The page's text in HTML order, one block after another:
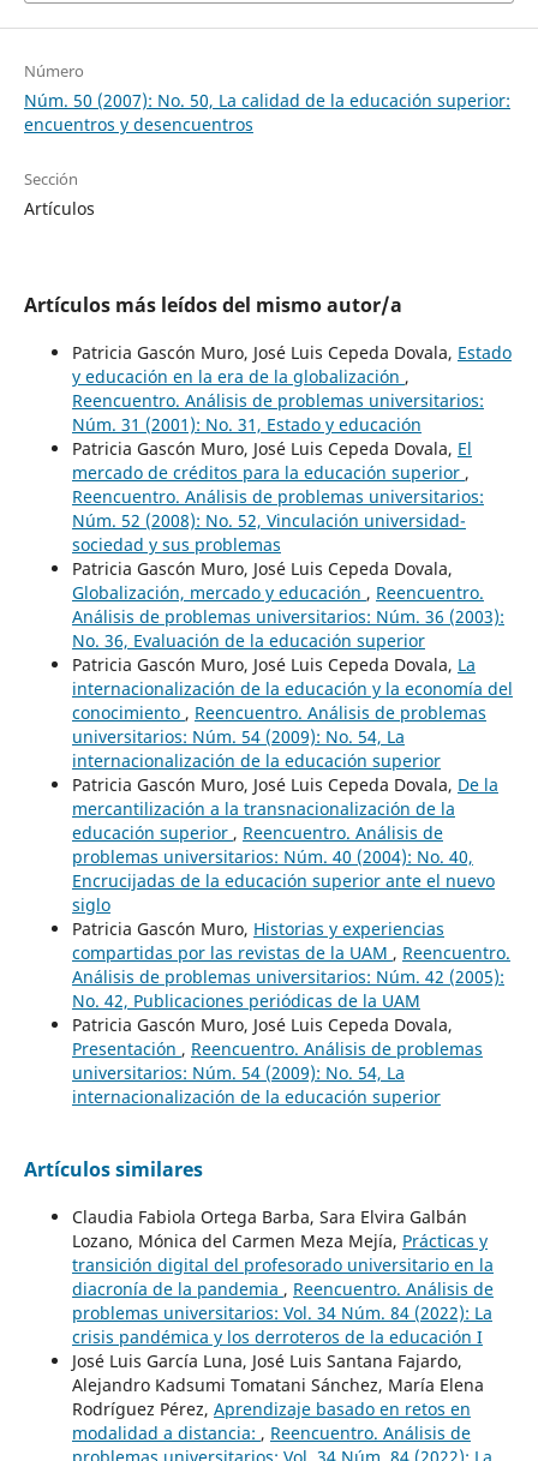
Número
Núm. 50 (2007): No. 50, La calidad de la educación superior:
encuentros y desencuentros
Sección
Artículos
Artículos más leídos del mismo autor/a
Patricia Gascón Muro, José Luis Cepeda Dovala, Estado
y educación en la era de la globalización ,
Reencuentro. Análisis de problemas universitarios:
Núm. 31 (2001): No. 31, Estado y educación
Patricia Gascón Muro, José Luis Cepeda Dovala, El
mercado de créditos para la educación superior ,
Reencuentro. Análisis de problemas universitarios:
Núm. 52 (2008): No. 52, Vinculación universidad-
sociedad y sus problemas
Patricia Gascón Muro, José Luis Cepeda Dovala,
Globalización, mercado y educación , Reencuentro.
Análisis de problemas universitarios: Núm. 36 (2003):
No. 36, Evaluación de la educación superior
Patricia Gascón Muro, José Luis Cepeda Dovala, La
internacionalización de la educación y la economía del
conocimiento , Reencuentro. Análisis de problemas
universitarios: Núm. 54 (2009): No. 54, La
internacionalización de la educación superior
Patricia Gascón Muro, José Luis Cepeda Dovala, De la
mercantilización a la transnacionalización de la
educación superior , Reencuentro. Análisis de
problemas universitarios: Núm. 40 (2004): No. 40,
Encrucijadas de la educación superior ante el nuevo
siglo
Patricia Gascón Muro, Historias y experiencias
compartidas por las revistas de la UAM , Reencuentro.
Análisis de problemas universitarios: Núm. 42 (2005):
No. 42, Publicaciones periódicas de la UAM
Patricia Gascón Muro, José Luis Cepeda Dovala,
Presentación , Reencuentro. Análisis de problemas
universitarios: Núm. 54 (2009): No. 54, La
internacionalización de la educación superior
Artículos similares
Claudia Fabiola Ortega Barba, Sara Elvira Galbán
Lozano, Mónica del Carmen Meza Mejía, Prácticas y
transición digital del profesorado universitario en la
diacronía de la pandemia , Reencuentro. Análisis de
problemas universitarios: Vol. 34 Núm. 84 (2022): La
crisis pandémica y los derroteros de la educación I
José Luis García Luna, José Luis Santana Fajardo,
Alejandro Kadsumi Tomatani Sánchez, María Elena
Rodríguez Pérez, Aprendizaje basado en retos en
modalidad a distancia: , Reencuentro. Análisis de
problemas universitarios: Vol. 34 Núm. 84 (2022): La